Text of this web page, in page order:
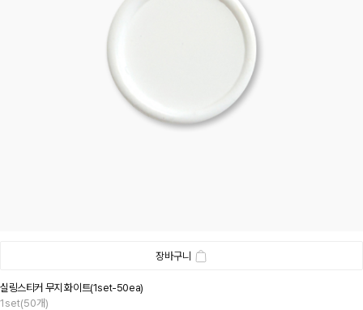
장바구니
실링스티커 무지 화이트(1set-50ea)
1set(50개)